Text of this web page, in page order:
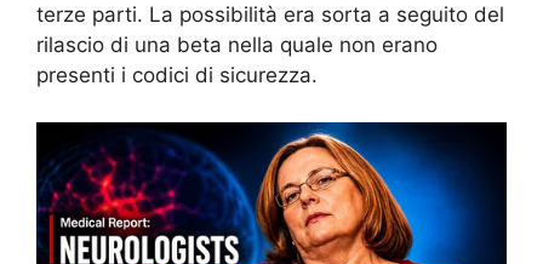
terze parti. La possibilità era sorta a seguito del
rilascio di una beta nella quale non erano
presenti i codici di sicurezza.